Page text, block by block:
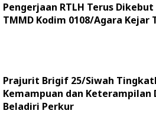
Pengerjaan RTLH Terus
TMMD Kodim 0108/Agara Kejar
Prajurit Brigif 25/Siwah
Kemampuan dan Keterampilan
Beladiri Perkur